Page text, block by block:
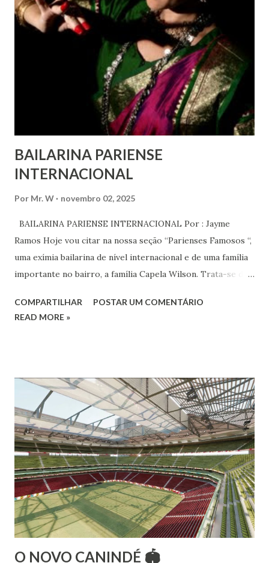
e de expressão, de reunião pacífica e de associação, e de
participar no governo (artigos 19, 20 e 21 da Declaração
Universal dos Direitos Humanos ) – têm estado no centro
das mudanças históricas no mundo árabe nos últimos dois
anos, em que milhões foram às ruas para exigir mudanças.
Em outras partes do mundo, os “99%” fizeram suas vozes
serem ouvidas através ...
BAILARINA PARIENSE
INTERNACIONAL
Por Mr. W novembro 02, 2025
BAILARINA PARIENSE INTERNACIONAL Por : Jayme
Ramos Hoje vou citar na nossa seção “Parienses Famosos “,
uma exímia bailarina de nível internacional e de uma família
importante no bairro, a família Capela Wilson. Trata-se da
Vamos às informações de seu site : Bailarina e professora
Esteve na Índia aprofundando seus estudos neste estilo
além de partir para pesquisa e vivência das danças
folclóricas do Rajastão (Kalbelia, Banjara, Ghoomar, Chair).
Bailarina profissional e professora de dança. Dedica-se há
15 anos ao estudo e pesquisa de danças étnicas, em especial
às danças ciganas, árabes e indianas. Iniciou seus estudos de
dança aos 4 anos de idade (em 1982) no balé clássico,
passando por diversas atividades co...
COMPARTILHAR
POSTAR UM COMENTÁRIO
READ MORE »
O NOVO CANINDÉ 🏟